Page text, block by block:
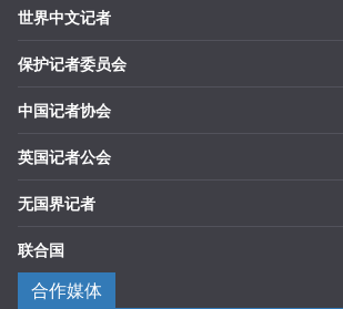
世界中文记者
保护记者委员会
中国记者协会
英国记者公会
无国界记者
联合国
合作媒体